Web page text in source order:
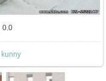
/ 114.9Kb
0.0
kunny